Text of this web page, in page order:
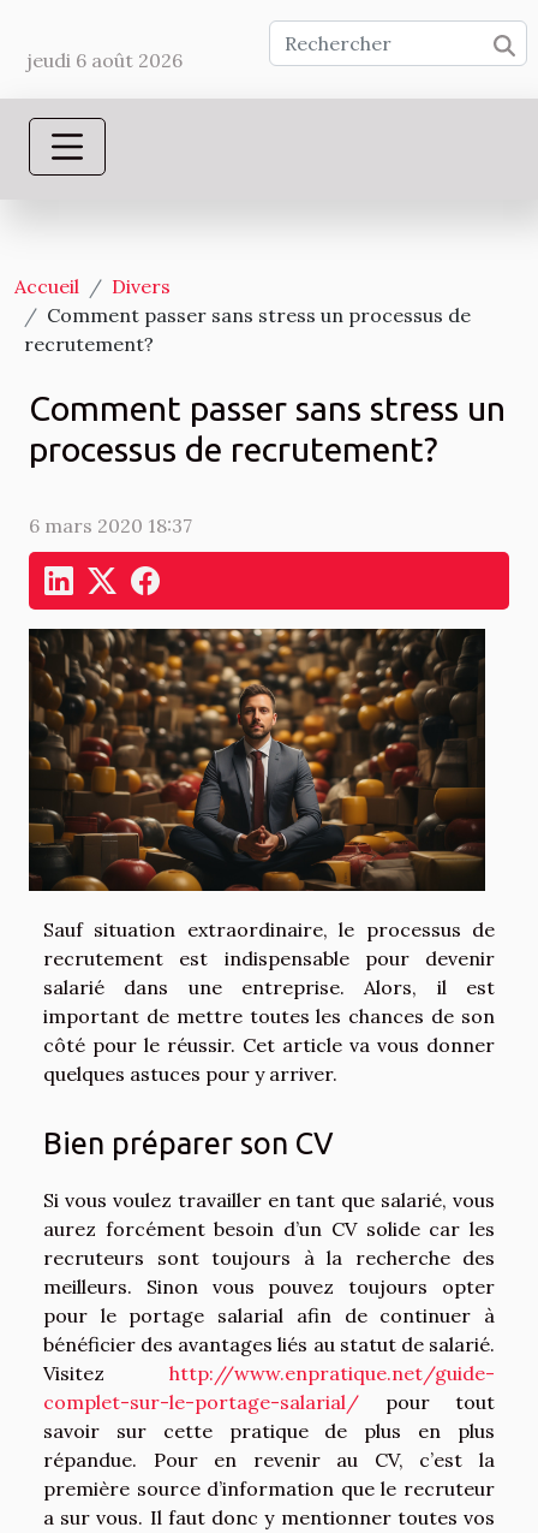
jeudi 6 août 2026
Accueil
Divers
Comment passer sans stress un processus de
recrutement?
Comment passer sans stress un
processus de recrutement?
6 mars 2020 18:37
Sauf situation extraordinaire, le processus de
recrutement est indispensable pour devenir
salarié dans une entreprise. Alors, il est
important de mettre toutes les chances de son
côté pour le réussir. Cet article va vous donner
quelques astuces pour y arriver.
Bien préparer son CV
Si vous voulez travailler en tant que salarié, vous
aurez forcément besoin d’un CV solide car les
recruteurs sont toujours à la recherche des
meilleurs. Sinon vous pouvez toujours opter
pour le portage salarial afin de continuer à
bénéficier des avantages liés au statut de salarié.
Visitez http://www.enpratique.net/guide-
complet-sur-le-portage-salarial/ pour tout
savoir sur cette pratique de plus en plus
répandue. Pour en revenir au CV, c’est la
première source d’information que le recruteur
a sur vous. Il faut donc y mentionner toutes vos